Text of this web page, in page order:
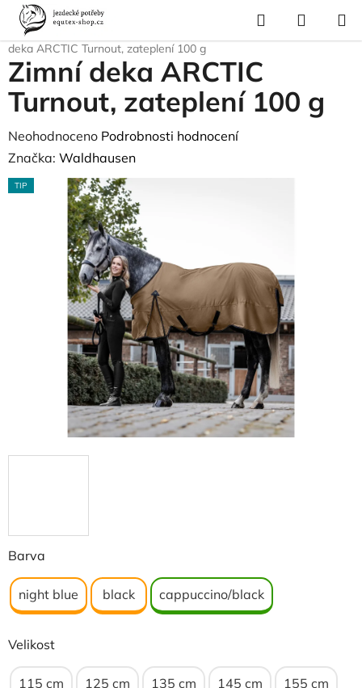
Přejít
obsah
Hledat
KOŠÍK
Domů
Pro koně
deka ARCTIC Turnout, zateplení 100 g
Barva
night blue black cappuccino/black
Velikost
115 cm 125 cm 135 cm 145 cm 155 cm
Zimní deka ARCTIC
Turnout, zateplení 100 g
Průměrné
hodnocení
produktu
hvězdiček.
Neohodnoceno Podrobnosti hodnocení
Značka: Waldhausen
TIP